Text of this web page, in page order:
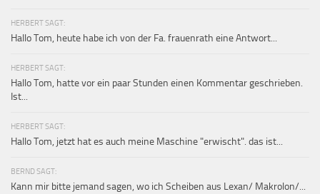
HERBERT SAGT:
Hallo Tom, heute habe ich von der Fa. frauenrath eine Antwort...
HERBERT SAGT:
Hallo Tom, hatte vor ein paar Stunden einen Kommentar geschrieben.
Ist...
HERBERT SAGT:
Hallo Tom, jetzt hat es auch meine Maschine "erwischt". das ist...
BERND SAGT:
Kann mir bitte jemand sagen, wo ich Scheiben aus Lexan/ Makrolon/...